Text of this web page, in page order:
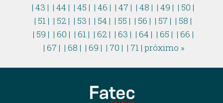
| 43 | | 44 | | 45 | | 46 | | 47 | | 48 | | 49 | | 50 |
| 51 | | 52 | | 53 | | 54 | | 55 | | 56 | | 57 | | 58 |
| 59 | | 60 | | 61 | | 62 | | 63 | | 64 | | 65 | | 66 |
| 67 | | 68 | | 69 | | 70 | | 71 |próximo »